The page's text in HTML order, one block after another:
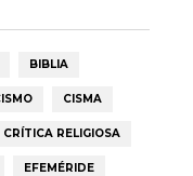
BIBLIA
CISMA
CRÍTICA RELIGIOSA
EFEMÉRIDE